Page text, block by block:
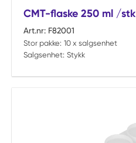
CMT-flaske 250 ml /stk
Art.nr: F82001
Stor pakke: 10 x salgsenhet
Salgsenhet: Stykk